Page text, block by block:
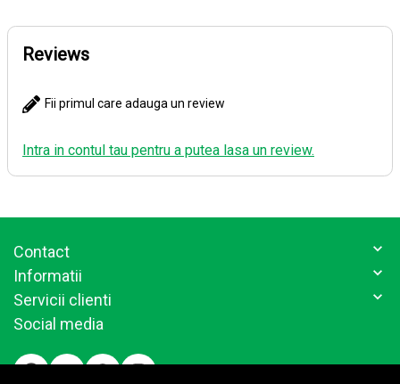
Reviews
Fii primul care adauga un review
Intra in contul tau pentru a putea lasa un review.
Contact
Informatii
Servicii clienti
Social media